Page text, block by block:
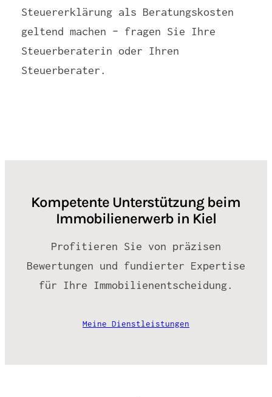
Steuererklärung als Beratungskosten
geltend machen – fragen Sie Ihre
Steuerberaterin oder Ihren
Steuerberater.
Kompetente Unterstützung beim
Immobilienerwerb in Kiel
Profitieren Sie von präzisen
Bewertungen und fundierter Expertise
für Ihre Immobilienentscheidung.
Meine Dienstleistungen